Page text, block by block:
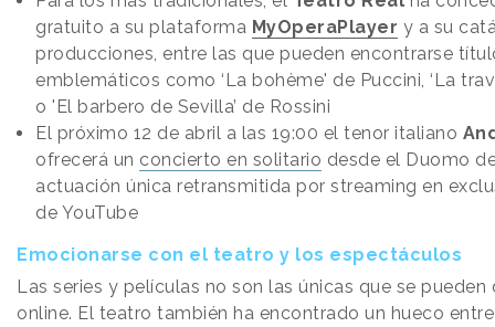
gratuito a su plataforma MyOperaPlayer y a su
producciones, entre las que pueden encontrarse
emblemáticos como ‘La bohème' de Puccini, ‘La
o 'El barbero de Sevilla’ de Rossini
El próximo 12 de abril a las 19:00 el tenor italiano
ofrecerá un concierto en solitario desde el Duomo
actuación única retransmitida por streaming en
de YouTube
Emocionarse con el teatro y los espectáculos
Las series y películas no son las únicas que se pueden
online. El teatro también ha encontrado un hueco